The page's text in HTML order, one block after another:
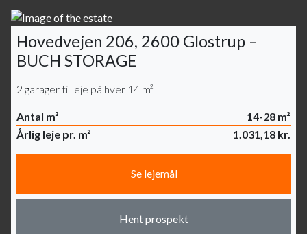
Hovedvejen 206, 2600 Glostrup –
BUCH STORAGE
2 garager til leje på hver 14 m²
Antal m²
14-28 m²
Årlig leje pr. m²
1.031,18 kr.
Se lejemål
Hent prospekt